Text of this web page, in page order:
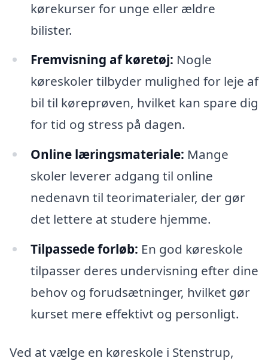
kørekurser for unge eller ældre
bilister.
Fremvisning af køretøj: Nogle
køreskoler tilbyder mulighed for leje af
bil til køreprøven, hvilket kan spare dig
for tid og stress på dagen.
Online læringsmateriale: Mange
skoler leverer adgang til online
nedenavn til teorimaterialer, der gør
det lettere at studere hjemme.
Tilpassede forløb: En god køreskole
tilpasser deres undervisning efter dine
behov og forudsætninger, hvilket gør
kurset mere effektivt og personligt.
Ved at vælge en køreskole i Stenstrup,